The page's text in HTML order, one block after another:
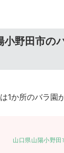
小野田市の
1か所のバラ園
山口県山陽小野田